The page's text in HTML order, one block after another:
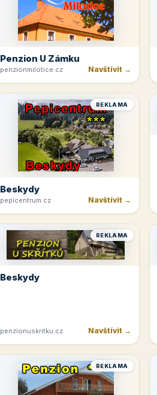
Penzion U Zámku
penzionmilotice.cz Navštívit →
REKLAMA
Beskydy
pepicentrum.cz Navštívit →
REKLAMA
Beskydy
penzionuskritku.cz Navštívit →
REKLAMA